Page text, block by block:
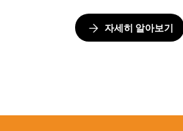
자세히 알아보기